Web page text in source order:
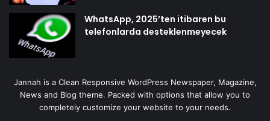
WhatsApp, 2025’ten itibaren bu
telefonlarda desteklenmeyecek
Jannah is a Clean Responsive WordPress Newspaper, Magazine,
News and Blog theme. Packed with options that allow you to
completely customize your website to your needs.